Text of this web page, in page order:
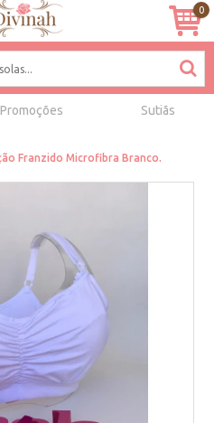
0
Promoções Sutiãs
Franzido Microfibra Branco.